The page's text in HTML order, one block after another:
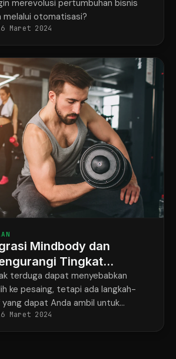
Pertumbuhan
merevolusi pertumbuhan bisnis
melalui otomatisasi?
Maret 2024
Mindbody dan
Tingkat
terduga dapat menyebabkan
ke pesaing, tetapi ada langkah-
dapat Anda ambil untuk
mengintegrasikan Mindbody
dapat secara efektif mengurangi
Maret 2024